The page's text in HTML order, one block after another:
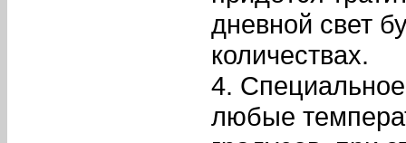
дневной свет
количествах.
4.
любые